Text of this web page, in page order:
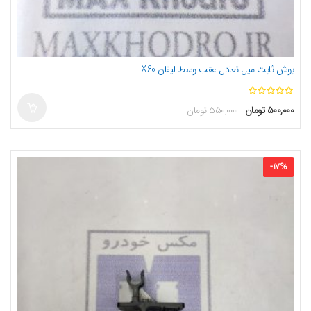
بوش ثابت میل تعادل عقب وسط لیفان X60
۵۵۰,۰۰۰تومان ۵۰۰,۰۰۰ تومان
-17%